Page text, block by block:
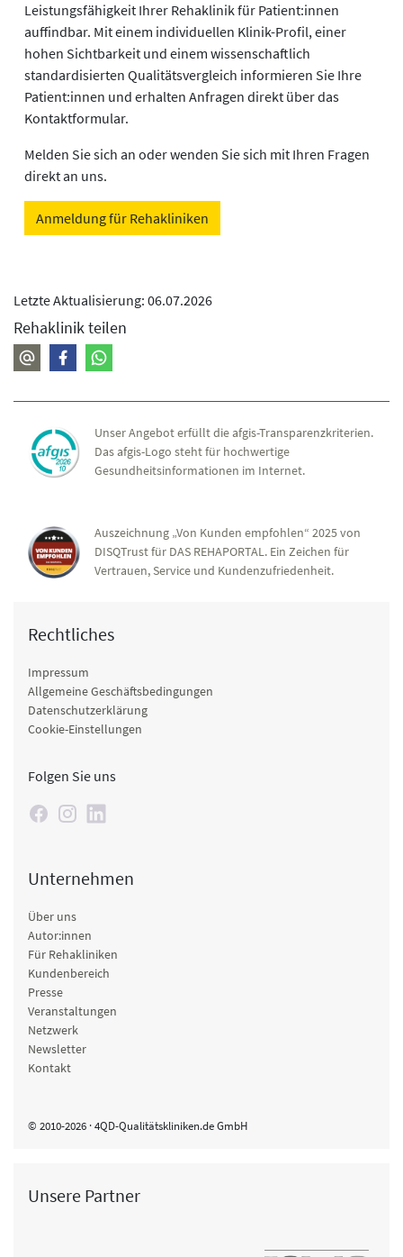
Leistungsfähigkeit Ihrer Rehaklinik für Patient:innen
auffindbar. Mit einem individuellen Klinik-Profil, einer
hohen Sichtbarkeit und einem wissenschaftlich
standardisierten Qualitätsvergleich informieren Sie Ihre
Patient:innen und erhalten Anfragen direkt über das
Kontaktformular.
Melden Sie sich an oder wenden Sie sich mit Ihren Fragen
direkt an uns.
Anmeldung für Rehakliniken
Letzte Aktualisierung: 06.07.2026
Rehaklinik teilen
Unser Angebot erfüllt die afgis-Transparenzkriterien.
Das afgis-Logo steht für hochwertige
Gesundheitsinformationen im Internet.
Auszeichnung „Von Kunden empfohlen“ 2025 von
DISQTrust für DAS REHAPORTAL. Ein Zeichen für
Vertrauen, Service und Kundenzufriedenheit.
Rechtliches
Impressum
Allgemeine Geschäftsbedingungen
Datenschutzerklärung
Cookie-Einstellungen
Folgen Sie uns
Unternehmen
Über uns
Autor:innen
Für Rehakliniken
Kundenbereich
Presse
Veranstaltungen
Netzwerk
Newsletter
Kontakt
© 2010-2026 · 4QD-Qualitätskliniken.de GmbH
Unsere Partner